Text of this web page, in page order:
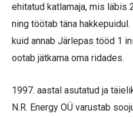
ehitatud katlamaja, mis läbis
ning töötab täna
kuid annab Järlepas tööd 1
ootab jätkama oma ridades.
1997. aastal asutatud ja
N.R. Energy OÜ varustab